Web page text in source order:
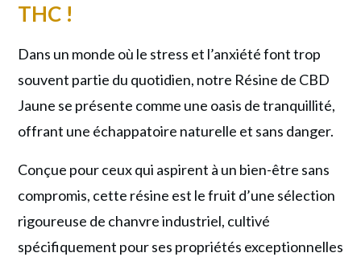
la
CBD
Jaune
THC
!
THC !
Dans un monde où le stress et l’anxiété font trop
souvent partie du quotidien, notre Résine de CBD
Jaune se présente comme une oasis de tranquillité,
offrant une échappatoire naturelle et sans danger.
Conçue pour ceux qui aspirent à un bien-être sans
compromis, cette résine est le fruit d’une sélection
rigoureuse de chanvre industriel, cultivé
spécifiquement pour ses propriétés exceptionnelles